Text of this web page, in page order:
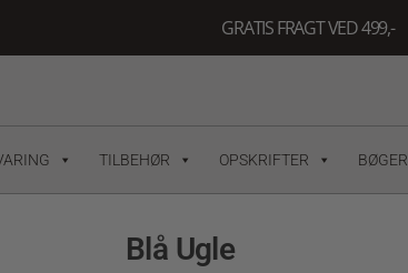
GRATIS FRAGT VED 499,-
TILBEHØR OPSKRIFTER BØGER
Blå Ugle